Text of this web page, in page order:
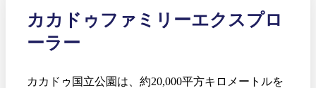
カカドゥファミリーエクスプロ
ーラー
カカドゥ国立公園は、約20,000平方キロメートルを